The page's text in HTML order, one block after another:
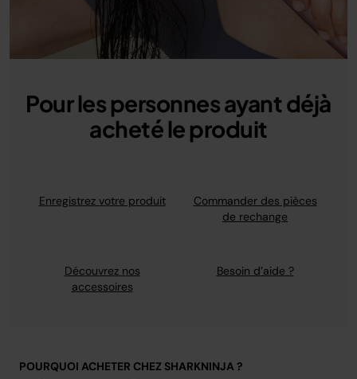
Pour les personnes ayant déjà
acheté le produit
Enregistrez votre produit
Commander des pièces
de rechange
Découvrez nos
accessoires
Besoin d’aide ?
POURQUOI ACHETER CHEZ SHARKNINJA ?